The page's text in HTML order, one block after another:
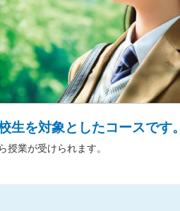
生を対象としたコースです
業が受けられます。